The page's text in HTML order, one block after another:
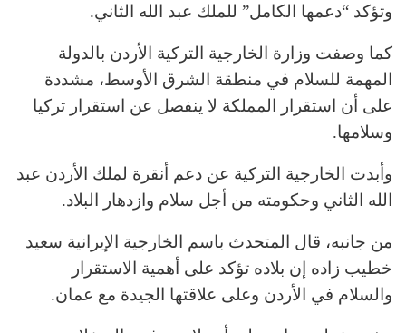
وتؤكد “دعمها الكامل” للملك عبد الله الثاني.
كما وصفت وزارة الخارجية التركية الأردن بالدولة
المهمة للسلام في منطقة الشرق الأوسط، مشددة
على أن استقرار المملكة لا ينفصل عن استقرار تركيا
وسلامها.
وأبدت الخارجية التركية عن دعم أنقرة لملك الأردن عبد
الله الثاني وحكومته من أجل سلام وازدهار البلاد.
من جانبه، قال المتحدث باسم الخارجية الإيرانية سعيد
خطيب زاده إن بلاده تؤكد على أهمية الاستقرار
والسلام في الأردن وعلى علاقتها الجيدة مع عمان.